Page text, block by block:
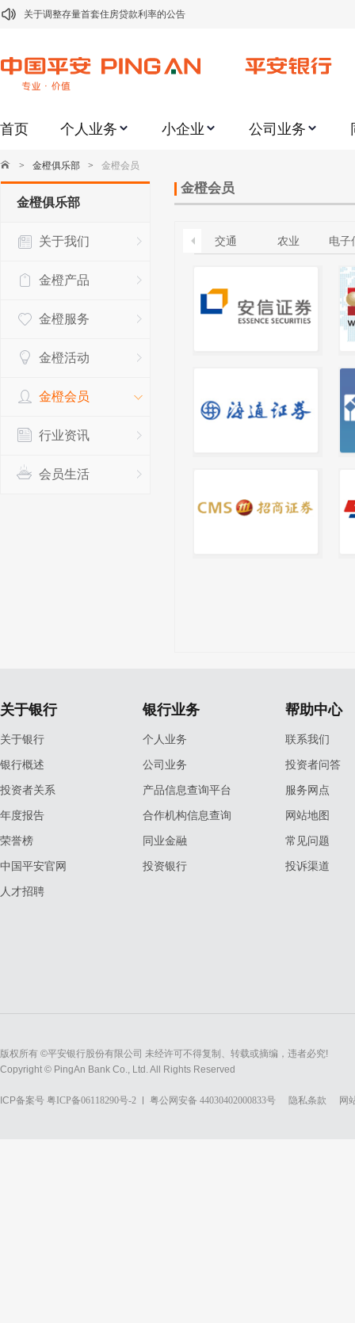
关于调整存量首套住房贷款利率的公告
关于修订《平安银行代理个人客户贵金属交易协议书》的公告
关于我行聚金宝交易软件升级更新的通知
关于2020年端午节期间上金所代理业务调整合约保证金比例和涨跌幅度限制的
关于加强代理贵金属业务风险防范的提示
关于平安银行电子版信用卡更名为平安银行数字信用卡的公告
首页 个人业务 小企业 公司业务
> 金橙俱乐部 > 金橙会员
金橙俱乐部
关于我们
金橙产品
金橙服务
金橙活动
金橙会员
行业资讯
会员生活
金橙会员
交通 农业 电子
关于银行
关于银行
银行概述
投资者关系
年度报告
荣誉榜
中国平安官网
人才招聘
银行业务
个人业务
公司业务
产品信息查询平台
合作机构信息查询
同业金融
投资银行
帮助中心
联系我们
投资者问答
服务网点
网站地图
常见问题
投诉渠道
版权所有 ©平安银行股份有限公司 未经许可不得复制、转载或摘编，违者必究!
Copyright © PingAn Bank Co., Ltd. All Rights Reserved
ICP备案号 粤ICP备06118290号-2 粤公网安备 44030402000833号 隐私条款 网